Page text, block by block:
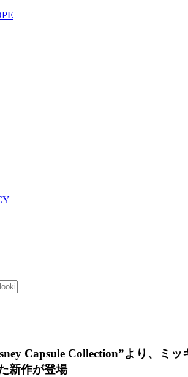
Capsule Collection”より、ミ
新作が登場